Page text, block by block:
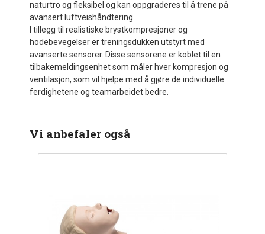
naturtro og fleksibel og kan oppgraderes til å trene på
avansert luftveishåndtering.
I tillegg til realistiske brystkompresjoner og
hodebevegelser er treningsdukken utstyrt med
avanserte sensorer. Disse sensorene er koblet til en
tilbakemeldingsenhet som måler hver kompresjon og
ventilasjon, som vil hjelpe med å gjøre de individuelle
ferdighetene og teamarbeidet bedre.
Vi anbefaler også